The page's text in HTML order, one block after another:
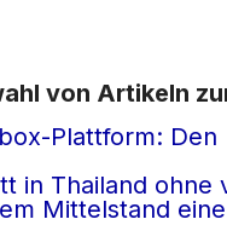
von Artikeln
Plattform:
in Thailand ohne
Mittelstand